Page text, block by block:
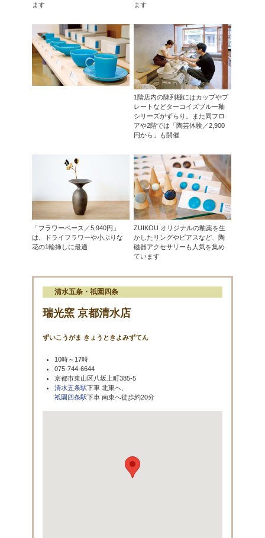
ます
ます
1階店内の陳列棚にはカップやプ
レートなどターコイズブルー釉
シリーズがずらり。また同フロ
アや2階では「陶芸体験／2,900
円から」も開催
「フラワーベース／5,940円」
は、ドライフラワーや小ぶりな
花の1輪挿しに最適
ZUIKOU オリジナルの釉薬を生
かしたリングやピアスなど、陶
磁器アクセサリーも人気を集め
ています
清水五条・祇園四条
瑞光窯 京都清水店
ずいこうがま きょうときよみずてん
10時～17時
075-744-6644
京都市東山区八坂上町385-5
清水五条駅下車 北東へ、
祇園四条駅下車 南東へ徒歩約20分